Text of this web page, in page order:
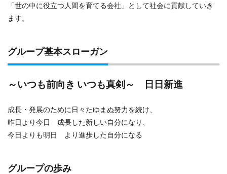
「世の中に役立つ人間を育てる会社」として社会に貢献していき
ます。
グループ基本スローガン
～いつも前向き いつも真剣～ 日日新進
成長・発展のために日々たゆまぬ努力を続け、
昨日より今日 成長した新しい自分になり、
今日よりも明日 より進歩した自分になる
グループの歩み